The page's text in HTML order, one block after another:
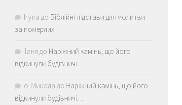
Iryna до Біблійні підстави для молитви
за померлих
Таня до Наріжний камінь, що його
відкинули будівничі…
о. Микола до Наріжний камінь, що його
відкинули будівничі…